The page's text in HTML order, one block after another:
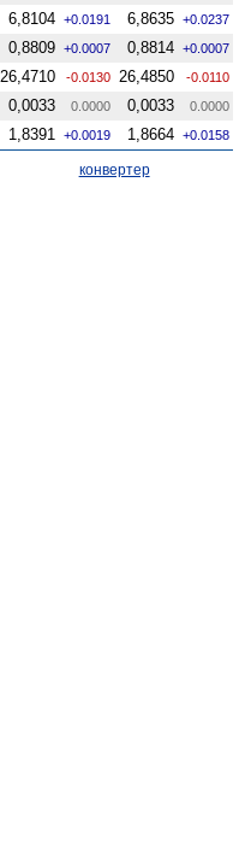
6,8104 +0.0191 6,8635 +0.0237
0,8809 +0.0007 0,8814 +0.0007
26,4710 -0.0130 26,4850 -0.0110
0,0033 0.0000 0,0033 0.0000
1,8391 +0.0019 1,8664 +0.0158
конвертер